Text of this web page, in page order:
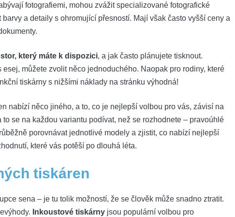
fotografiemi, mohou zvážit specializované fotografické
a detaily s ohromující přesností. Mají však často vyšší ceny a
který máte k dispozici, a jak často plánujete tisknout.
můžete zvolit něco jednoduchého. Naopak pro rodiny, které
tiskárny s nižšími náklady na stránku výhodná!
nabízí něco jiného, a to, co je nejlepší volbou pro vás, závisí na
se na každou variantu podívat, než se rozhodnete – pravoúhlé
porovnávat jednotlivé modely a zjistit, co nabízí nejlepší
které vás potěší po dlouhá léta.
tiskáren
sena – je tu tolik možností, že se člověk může snadno ztratit.
Inkoustové tiskárny jsou populární volbou pro